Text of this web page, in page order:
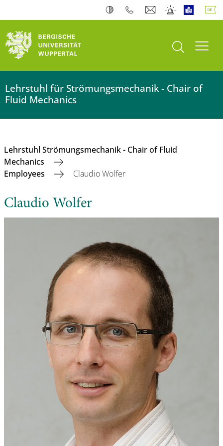
Suche öffnen
Lehrstuhl für Strömungsmechanik - Chair of
Fluid Mechanics
Lehrstuhl Strömungsmechanik - Chair of Fluid
Mechanics
Employees
Claudio Wolfer
Claudio Wolfer